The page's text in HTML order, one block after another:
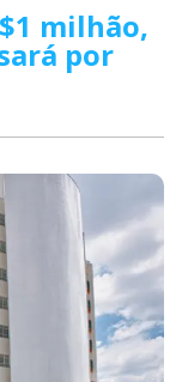
milhão,
por